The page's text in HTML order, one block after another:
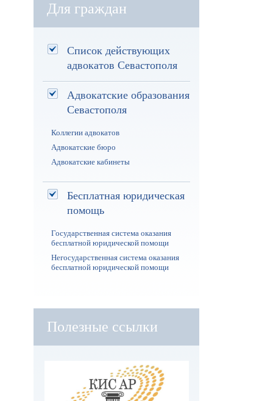
Для граждан
Список действующих
адвокатов Севастополя
Адвокатские образования
Севастополя
Коллегии адвокатов
Адвокатские бюро
Адвокатские кабинеты
Бесплатная юридическая
помощь
Государственная система оказания
бесплатной юридической помощи
Негосударственная система оказания
бесплатной юридической помощи
Полезные ссылки